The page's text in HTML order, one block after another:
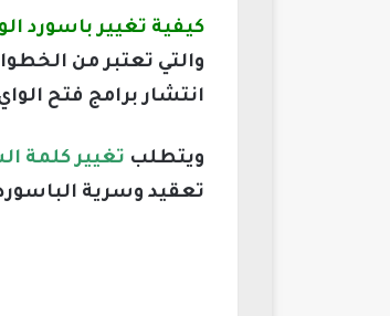
كيفية تغيير باسورد
والتي تعتبر من
انتشار برامج فتح
ويتطلب تغيير كلمة
تعقيد وسرية